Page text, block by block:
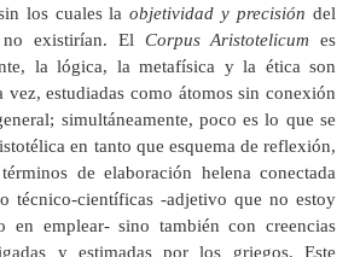
los cuales laobjetividad y precisión del
no existirían. El Corpus Aristotelicumes
la lógica, la metafísica y la ética son
vez, estudiadas como átomos sin conexión
simultáneamente, poco es lo que se
en tanto que esquema de reflexión,
de elaboración helena conectada
técnico-científicas -adjetivo que no estoy
en emplear- sino también con creencias
y estimadas por los griegos. Este